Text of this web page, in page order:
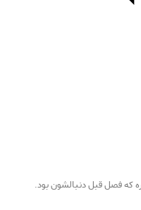
که فصل قبل دنبالشون بود.